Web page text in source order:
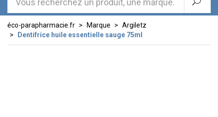
éco-parapharmacie.fr Marque
Argiletz
Dentifrice huile essentielle sauge 75ml